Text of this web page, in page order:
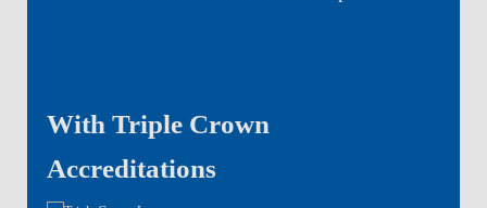
With Triple Crown
Accreditations